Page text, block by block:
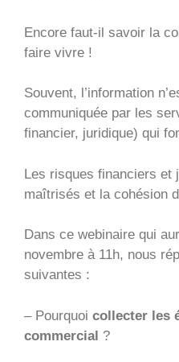
Encore faut-il savoir la
faire vivre !
Souvent, l’information
communiquée par les
financier, juridique) qui
Les risques financiers et
maîtrisés et la cohésion
Dans ce webinaire qui
novembre à 11h, nous
suivantes :
– Pourquoi collecter les
commercial ?